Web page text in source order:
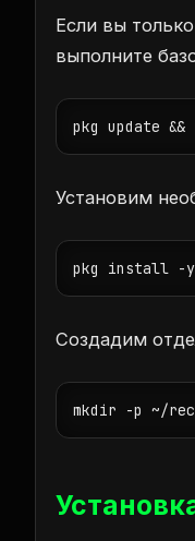
Если вы
выполните
pkg update
Установим
pkg install -y
Создадим
mkdir -p ~/